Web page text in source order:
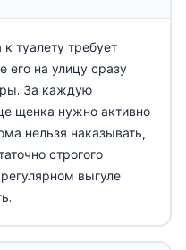
туалету требует
его на улицу сразу
За каждую
щенка нужно активно
нельзя наказывать,
строгого
выгуле